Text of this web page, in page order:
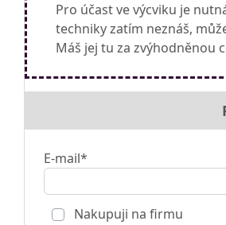
Pro účast ve výcviku je
techniky zatím neznáš,
Máš jej tu za zvýhodněnou
E-mail*
Nakupuji na firmu